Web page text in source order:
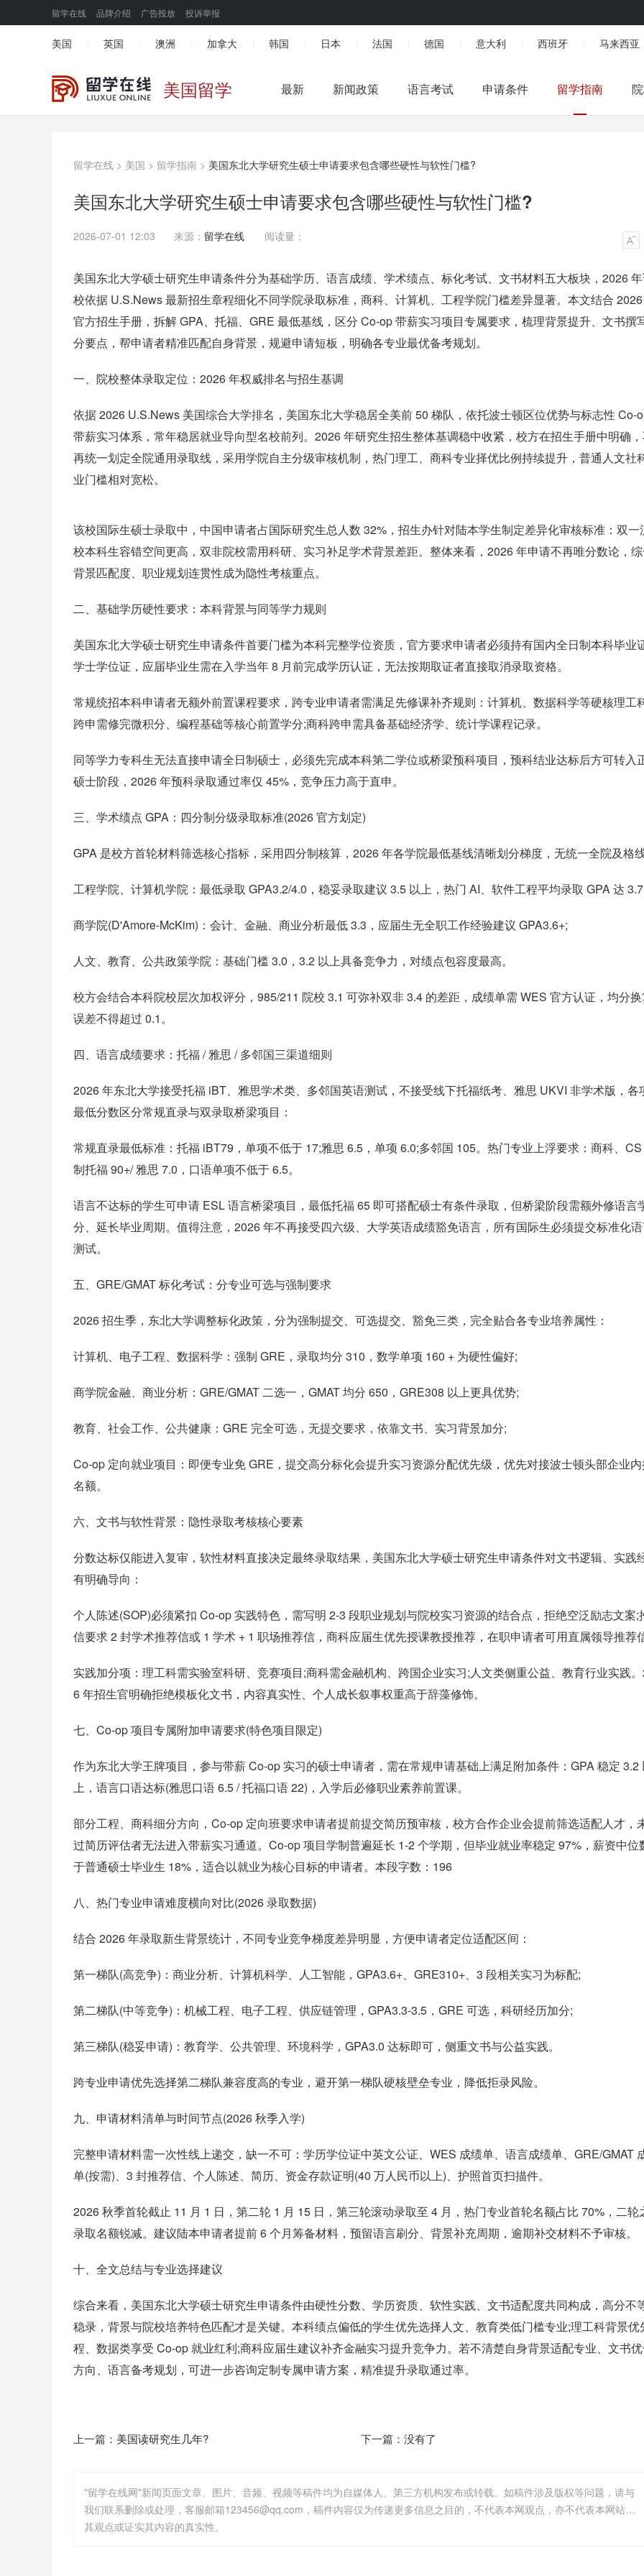
留学在线 品牌介绍 广告投放 投诉举报
美国 英国 澳洲 加拿大 韩国 日本 法国 德国 意大利 西班牙 马来西亚
美国留学 最新 新闻政策 语言考试 申请条件 留学指南
留学在线 > 美国 > 留学指南 > 美国东北大学研究生硕士申请要求包含哪些硬性与软性门槛?
美国东北大学研究生硕士申请要求包含哪些硬性与软性门槛?
2026-07-01 12:03 来源： 留学在线 阅读量：
美国东北大学硕士研究生申请条件分为基础学历、语言成绩、学术绩点、标化考试、文书材料五大板块，2026
校依据 U.S.News 最新招生章程细化不同学院录取标准，商科、计算机、工程学院门槛差异显著。本文结合
官方招生手册，拆解 GPA、托福、GRE 最低基线，区分 Co-op 带薪实习项目专属要求，梳理背景提升、文书撰
分要点，帮申请者精准匹配自身背景，规避申请短板，明确各专业最优备考规划。
一、院校整体录取定位：2026 年权威排名与招生基调
依据 2026 U.S.News 美国综合大学排名，美国东北大学稳居全美前 50 梯队，依托波士顿区位优势与标志性 Co-
带薪实习体系，常年稳居就业导向型名校前列。2026 年研究生招生整体基调稳中收紧，校方在招生手册中明确
再统一划定全院通用录取线，采用学院自主分级审核机制，热门理工、商科专业择优比例持续提升，普通人文社
业门槛相对宽松。
该校国际生硕士录取中，中国申请者占国际研究生总人数 32%，招生办针对陆本学生制定差异化审核标准：双一
校本科生容错空间更高，双非院校需用科研、实习补足学术背景差距。整体来看，2026 年申请不再唯分数论，
背景匹配度、职业规划连贯性成为隐性考核重点。
二、基础学历硬性要求：本科背景与同等学力规则
美国东北大学硕士研究生申请条件首要门槛为本科完整学位资质，官方要求申请者必须持有国内全日制本科毕业
学士学位证，应届毕业生需在入学当年 8 月前完成学历认证，无法按期取证者直接取消录取资格。
常规统招本科申请者无额外前置课程要求，跨专业申请者需满足先修课补齐规则：计算机、数据科学等硬核理工
跨申需修完微积分、编程基础等核心前置学分;商科跨申需具备基础经济学、统计学课程记录。
同等学力专科生无法直接申请全日制硕士，必须先完成本科第二学位或桥梁预科项目，预科结业达标后方可转入
硕士阶段，2026 年预科录取通过率仅 45%，竞争压力高于直申。
三、学术绩点 GPA：四分制分级录取标准(2026 官方划定)
GPA 是校方首轮材料筛选核心指标，采用四分制核算，2026 年各学院最低基线清晰划分梯度，无统一全院及格
工程学院、计算机学院：最低录取 GPA3.2/4.0，稳妥录取建议 3.5 以上，热门 AI、软件工程平均录取 GPA 达
商学院(D'Amore-McKim)：会计、金融、商业分析最低 3.3，应届生无全职工作经验建议 GPA3.6+;
人文、教育、公共政策学院：基础门槛 3.0，3.2 以上具备竞争力，对绩点包容度最高。
校方会结合本科院校层次加权评分，985/211 院校 3.1 可弥补双非 3.4 的差距，成绩单需 WES 官方认证，均分
误差不得超过 0.1。
四、语言成绩要求：托福 / 雅思 / 多邻国三渠道细则
2026 年东北大学接受托福 iBT、雅思学术类、多邻国英语测试，不接受线下托福纸考、雅思 UKVI 非学术版，各
最低分数区分常规直录与双录取桥梁项目：
常规直录最低标准：托福 iBT79，单项不低于 17;雅思 6.5，单项 6.0;多邻国 105。热门专业上浮要求：商科、
制托福 90+/ 雅思 7.0，口语单项不低于 6.5。
语言不达标的学生可申请 ESL 语言桥梁项目，最低托福 65 即可搭配硕士有条件录取，但桥梁阶段需额外修语言
分、延长毕业周期。值得注意，2026 年不再接受四六级、大学英语成绩豁免语言，所有国际生必须提交标准化
测试。
五、GRE/GMAT 标化考试：分专业可选与强制要求
2026 招生季，东北大学调整标化政策，分为强制提交、可选提交、豁免三类，完全贴合各专业培养属性：
计算机、电子工程、数据科学：强制 GRE，录取均分 310，数学单项 160 + 为硬性偏好;
商学院金融、商业分析：GRE/GMAT 二选一，GMAT 均分 650，GRE308 以上更具优势;
教育、社会工作、公共健康：GRE 完全可选，无提交要求，依靠文书、实习背景加分;
Co-op 定向就业项目：即便专业免 GRE，提交高分标化会提升实习资源分配优先级，优先对接波士顿头部企业
名额。
六、文书与软性背景：隐性录取考核核心要素
分数达标仅能进入复审，软性材料直接决定最终录取结果，美国东北大学硕士研究生申请条件对文书逻辑、实践
有明确导向：
个人陈述(SOP)必须紧扣 Co-op 实践特色，需写明 2-3 段职业规划与院校实习资源的结合点，拒绝空泛励志文案;
信要求 2 封学术推荐信或 1 学术 + 1 职场推荐信，商科应届生优先授课教授推荐，在职申请者可用直属领导推荐
实践加分项：理工科需实验室科研、竞赛项目;商科需金融机构、跨国企业实习;人文类侧重公益、教育行业实践
6 年招生官明确拒绝模板化文书，内容真实性、个人成长叙事权重高于辞藻修饰。
七、Co-op 项目专属附加申请要求(特色项目限定)
作为东北大学王牌项目，参与带薪 Co-op 实习的硕士申请者，需在常规申请基础上满足附加条件：GPA 稳定 3.2
上，语言口语达标(雅思口语 6.5 / 托福口语 22)，入学后必修职业素养前置课。
部分工程、商科细分方向，Co-op 定向班要求申请者提前提交简历预审核，校方合作企业会提前筛选适配人才，
过简历评估者无法进入带薪实习通道。Co-op 项目学制普遍延长 1-2 个学期，但毕业就业率稳定 97%，薪资中位
于普通硕士毕业生 18%，适合以就业为核心目标的申请者。本段字数：196
八、热门专业申请难度横向对比(2026 录取数据)
结合 2026 年录取新生背景统计，不同专业竞争梯度差异明显，方便申请者定位适配区间：
第一梯队(高竞争)：商业分析、计算机科学、人工智能，GPA3.6+、GRE310+、3 段相关实习为标配;
第二梯队(中等竞争)：机械工程、电子工程、供应链管理，GPA3.3-3.5，GRE 可选，科研经历加分;
第三梯队(稳妥申请)：教育学、公共管理、环境科学，GPA3.0 达标即可，侧重文书与公益实践。
跨专业申请优先选择第二梯队兼容度高的专业，避开第一梯队硬核壁垒专业，降低拒录风险。
九、申请材料清单与时间节点(2026 秋季入学)
完整申请材料需一次性线上递交，缺一不可：学历学位证中英文公证、WES 成绩单、语言成绩单、GRE/GMAT
单(按需)、3 封推荐信、个人陈述、简历、资金存款证明(40 万人民币以上)、护照首页扫描件。
2026 秋季首轮截止 11 月 1 日，第二轮 1 月 15 日，第三轮滚动录取至 4 月，热门专业首轮名额占比 70%，二轮
录取名额锐减。建议陆本申请者提前 6 个月筹备材料，预留语言刷分、背景补充周期，逾期补交材料不予审核。
十、全文总结与专业选择建议
综合来看，美国东北大学硕士研究生申请条件由硬性分数、学历资质、软性实践、文书适配度共同构成，高分不
稳录，背景与院校培养特色匹配才是关键。本科绩点偏低的学生优先选择人文、教育类低门槛专业;理工科背景优
程、数据类享受 Co-op 就业红利;商科应届生建议补齐金融实习提升竞争力。若不清楚自身背景适配专业、文书
方向、语言备考规划，可进一步咨询定制专属申请方案，精准提升录取通过率。
上一篇： 美国读研究生几年? 下一篇：没有了
"留学在线网"新闻页面文章、图片、音频、视频等稿件均为自媒体人、第三方机构发布或转载。如稿件涉及版权等问题，请与
我们联系删除或处理，客服邮箱123456@qq.com，稿件内容仅为传递更多信息之目的，不代表本网观点，亦不代表本网站赞同
其观点或证实其内容的真实性。